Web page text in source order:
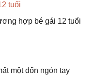
tuổi
hợp bé gái 12 tuổi
một đốn ngón tay